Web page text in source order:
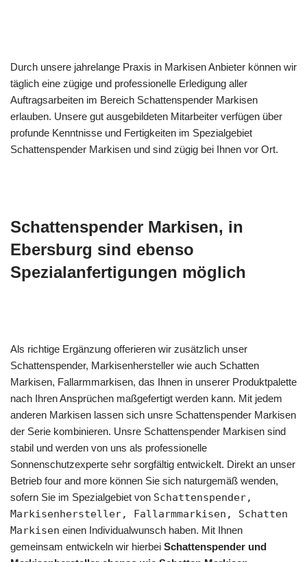
Durch unsere jahrelange Praxis in Markisen Anbieter können wir
täglich eine zügige und professionelle Erledigung aller
Auftragsarbeiten im Bereich Schattenspender Markisen
erlauben. Unsere gut ausgebildeten Mitarbeiter verfügen über
profunde Kenntnisse und Fertigkeiten im Spezialgebiet
Schattenspender Markisen und sind zügig bei Ihnen vor Ort.
Schattenspender Markisen, in
Ebersburg sind ebenso
Spezialanfertigungen möglich
Als richtige Ergänzung offerieren wir zusätzlich unser
Schattenspender, Markisenhersteller wie auch Schatten
Markisen, Fallarmmarkisen, das Ihnen in unserer Produktpalette
nach Ihren Ansprüchen maßgefertigt werden kann. Mit jedem
anderen Markisen lassen sich unsre Schattenspender Markisen
der Serie kombinieren. Unsre Schattenspender Markisen sind
stabil und werden von uns als professionelle
Sonnenschutzexperte sehr sorgfältig entwickelt. Direkt an unser
Betrieb four and more können Sie sich naturgemäß wenden,
sofern Sie im Spezialgebiet von Schattenspender,
Markisenhersteller, Fallarmmarkisen, Schatten
Markisen einen Individualwunsch haben. Mit Ihnen
gemeinsam entwickeln wir hierbei Schattenspender und